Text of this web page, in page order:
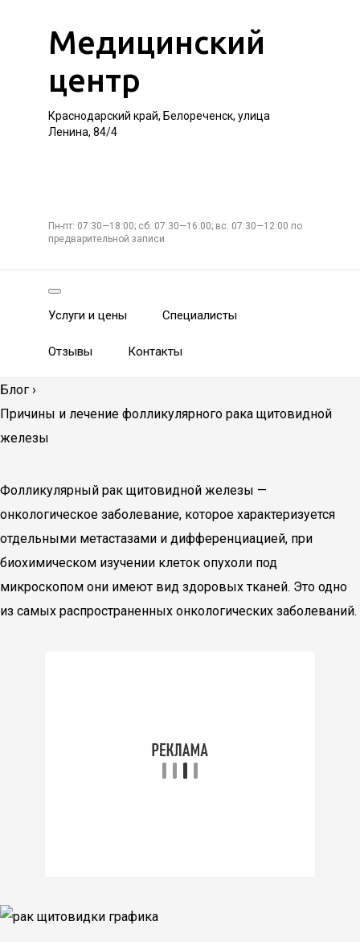
Медицинский
центр
Краснодарский край, Белореченск, улица
Ленина, 84/4
Пн-пт: 07:30—18:00; сб: 07:30—16:00; вс: 07:30—12:00 по
предварительной записи
Услуги и цены Специалисты
Отзывы Контакты
Блог ›
Причины и лечение фолликулярного рака щитовидной
железы
Фолликулярный рак щитовидной железы —
онкологическое заболевание, которое характеризуется
отдельными метастазами и дифференциацией, при
биохимическом изучении клеток опухоли под
микроскопом они имеют вид здоровых тканей. Это одно
из самых распространенных онкологических заболеваний.